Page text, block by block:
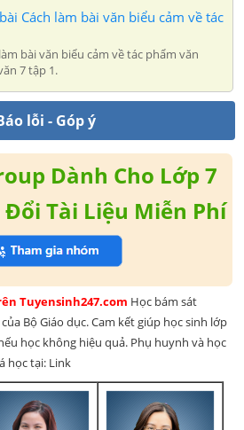
Cách làm bài văn biểu cảm về tác
bài văn biểu cảm về tác phẩm văn
7 tập 1.
lỗi - Góp ý
Dành Cho Lớp 7
Đổi Tài Liệu Miễn Phí
Tuyensinh247.com Học bám sát
Bộ Giáo dục. Cam kết giúp học sinh lớp
học không hiệu quả. Phụ huynh và học
học tại: Link